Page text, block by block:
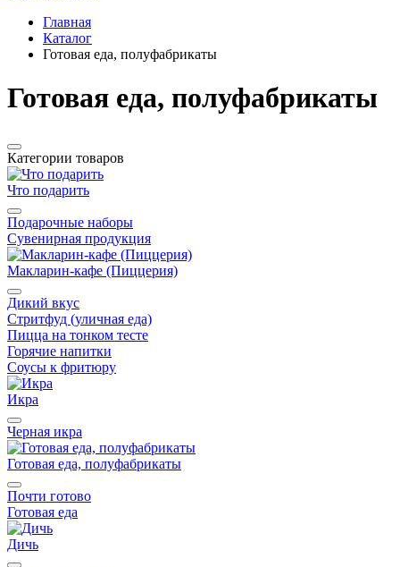
Главная
Каталог
Готовая еда, полуфабрикаты
Готовая еда, полуфабрикаты
Категории товаров
Что подарить
Подарочные наборы
Сувенирная продукция
Макларин-кафе (Пиццерия)
Дикий вкус
Стритфуд (уличная еда)
Пицца на тонком тесте
Горячие напитки
Соусы к фритюру
Икра
Черная икра
Готовая еда, полуфабрикаты
Почти готово
Готовая еда
Дичь